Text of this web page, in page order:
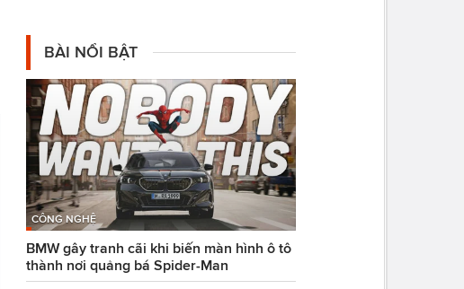
BÀI NỔI BẬT
CÔNG NGHỆ
BMW gây tranh cãi khi biến màn hình ô tô
thành nơi quảng bá Spider-Man